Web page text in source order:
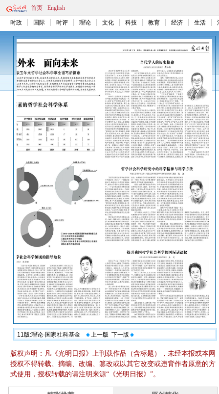
首页 English
时政 国际 时评 理论 文化 科技 教育 经济 生活
11版:理论·国家社科基金 上一版 下一版
版权声明：凡《光明日报》上刊载作品（含标题），未经本报或本网
授权不得转载、摘编、改编、篡改或以其它改变或违背作者原意的方
式使用，授权转载的请注明来源“《光明日报》”。